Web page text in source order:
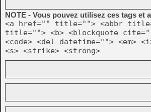
NOTE - Vous pouvez utilisez ces tags et
<a href="" title=""> <abbr
title=""> <b> <blockquote
<code> <del datetime=""> <em>
<s> <strike> <strong>